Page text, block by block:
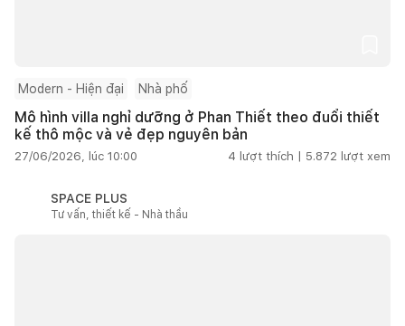
Modern - Hiện đại Nhà phố
Mô hình villa nghỉ dưỡng ở Phan Thiết theo đuổi thiết
kế thô mộc và vẻ đẹp nguyên bản
27/06/2026, lúc 10:00 4 lượt thích | 5.872 lượt xem
SPACE PLUS
Tư vấn, thiết kế - Nhà thầu